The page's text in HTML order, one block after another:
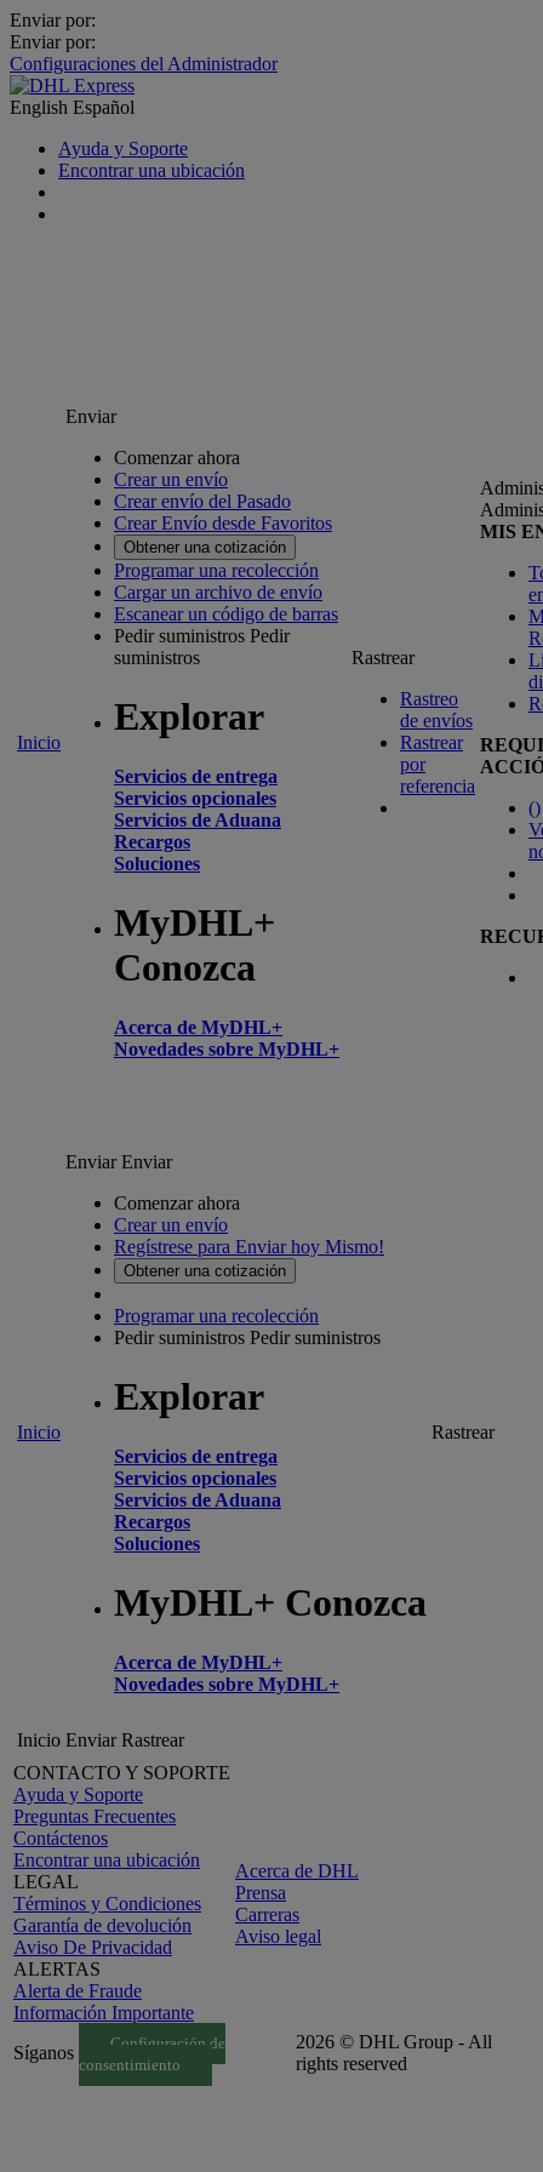
Enviar por:
Enviar por:
Configuraciones del Administrador
English Español
Ayuda y Soporte
Encontrar una ubicación
Inicio
Enviar
Comenzar ahora
Crear un envío
Crear envío del Pasado
Crear Envío desde Favoritos
Obtener una cotización
Programar una recolección
Cargar un archivo de envío
Escanear un código de barras
Pedir suministros Pedir
suministros
Explorar
Servicios de entrega
Servicios opcionales
Servicios de Aduana
Recargos
Soluciones
MyDHL+
Conozca
Acerca de MyDHL+
Novedades sobre MyDHL+
Rastrear
Rastreo
de envíos
Rastrear
por
referencia
MIS
()
Inicio
EnviarEnviar
Comenzar ahora
Crear un envío
Regístrese para Enviar hoy Mismo!
Obtener una cotización
Programar una recolección
Pedir suministros Pedir suministros
Explorar
Servicios de entrega
Servicios opcionales
Servicios de Aduana
Recargos
Soluciones
MyDHL+ Conozca
Acerca de MyDHL+
Novedades sobre MyDHL+
Rastrear
Inicio Enviar Rastrear
CONTACTO Y SOPORTE
Ayuda y Soporte
Preguntas Frecuentes
Contáctenos
Encontrar una ubicación
LEGAL
Términos y Condiciones
Garantía de devolución
Aviso De Privacidad
ALERTAS
Alerta de Fraude
Información Importante
Acerca de DHL
Prensa
Carreras
Aviso legal
Síganos
Configuración de
consentimiento
2026 © DHL Group - All
rights reserved